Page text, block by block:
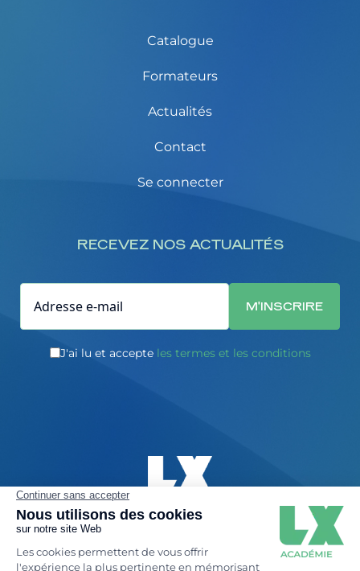
Catalogue
Formateurs
Actualités
Contact
Se connecter
RECEVEZ NOS ACTUALITÉS
J'ai lu et accepte les termes et les conditions
Charte RGPD
Réglement intérieur